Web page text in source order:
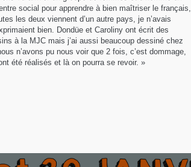
social pour apprendre à bien maîtriser le français,
les deux viennent d’un autre pays, je n’avais
bien. Dondüe et Caroliny ont écrit des
à la MJC mais j’ai aussi beaucoup dessiné chez
n’avons pu nous voir que 2 fois, c’est dommage,
été réalisés et là on pourra se revoir. »